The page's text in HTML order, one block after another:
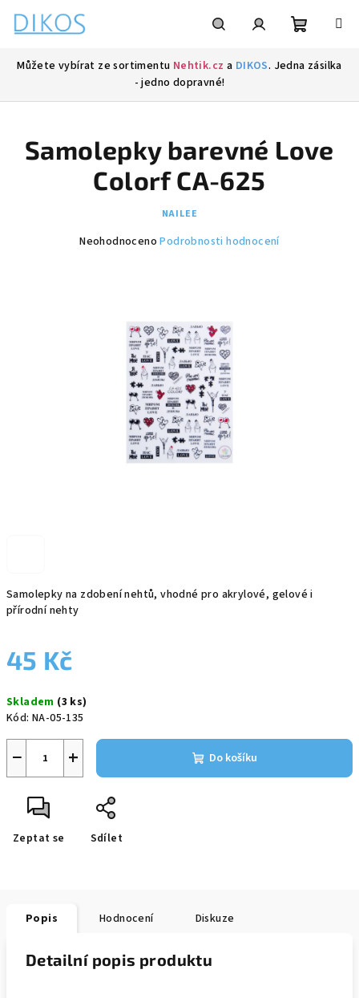
obsah
Můžete vybírat ze sortimentu Nehtik.cz a DIKOS. Jedna zásilka
- jedno dopravné!
Samolepky na zdobení nehtů, vhodné pro akrylové, gelové i
přírodní nehty
45 Kč
cena:
Skladem (3 ks)
Kód: NA-05-135
+
− Do košíku
Zeptat se Sdílet
Samolepky barevné Love
Colorf CA-625
NAILEE
Průměrné
hvězdiček.
Neohodnoceno Podrobnosti hodnocení
Popis Hodnocení Diskuze
Detailní popis produktu